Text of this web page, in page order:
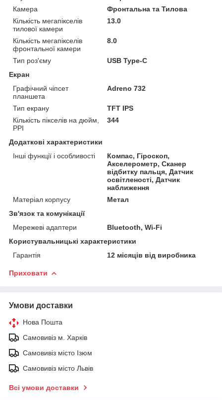
Камера
Фронтальна та Тилова
Кількість мегапікселів
тилової камери
13.0
Кількість мегапікселів
фронтальної камери
8.0
Тип роз'єму
USB Type-C
Екран
Графічний чіпсет
планшета
Adreno 732
Тип екрану
TFT IPS
Кількість пікселів на дюйм,
PPI
344
Додаткові характеристики
Інші функції і особливості
Компас, Гіроскоп,
Акселерометр, Сканер
відбитку пальця, Датчик
освітленості, Датчик
наближення
Матеріал корпусу
Метал
Зв'язок та комунікації
Мережеві адаптери
Bluetooth, Wi-Fi
Користувальницькі характеристики
Гарантія
12 місяців від виробника
Приховати
Умови доставки
Нова Пошта
Самовивіз м. Харків
Самовивіз місто Ізюм
Самовивіз місто Львів
Всі умови доставки